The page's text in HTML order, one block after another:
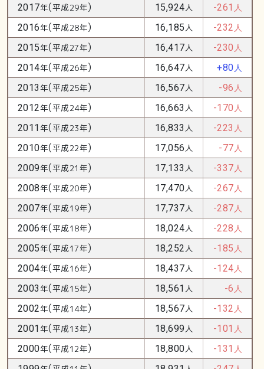
2017年(平成29年) 15,924人 -261 人
2016年(平成28年) 16,185人 -232 人
2015年(平成27年) 16,417人 -230 人
2014年(平成26年) 16,647人 +80人
2013年(平成25年) 16,567人 -96 人
2012年(平成24年) 16,663人 -170 人
2011 年(平成23年) 16,833人 -223 人
2010年(平成22年) 17,056人 -77人
2009年(平成21年) 17,133人 -337人
2008年(平成20年) 17,470人 -267人
2007年(平成19年) 17,737人 -287人
2006年(平成18年) 18,024人 -228 人
2005年(平成17年) 18,252人 -185 人
2004年(平成16年) 18,437人 -124人
2003年(平成15年) 18,561 人 -6 人
2002年(平成14年) 18,567人 -132 人
2001 年(平成13年) 18,699人 -101 人
2000年(平成12年) 18,800人 -131 人